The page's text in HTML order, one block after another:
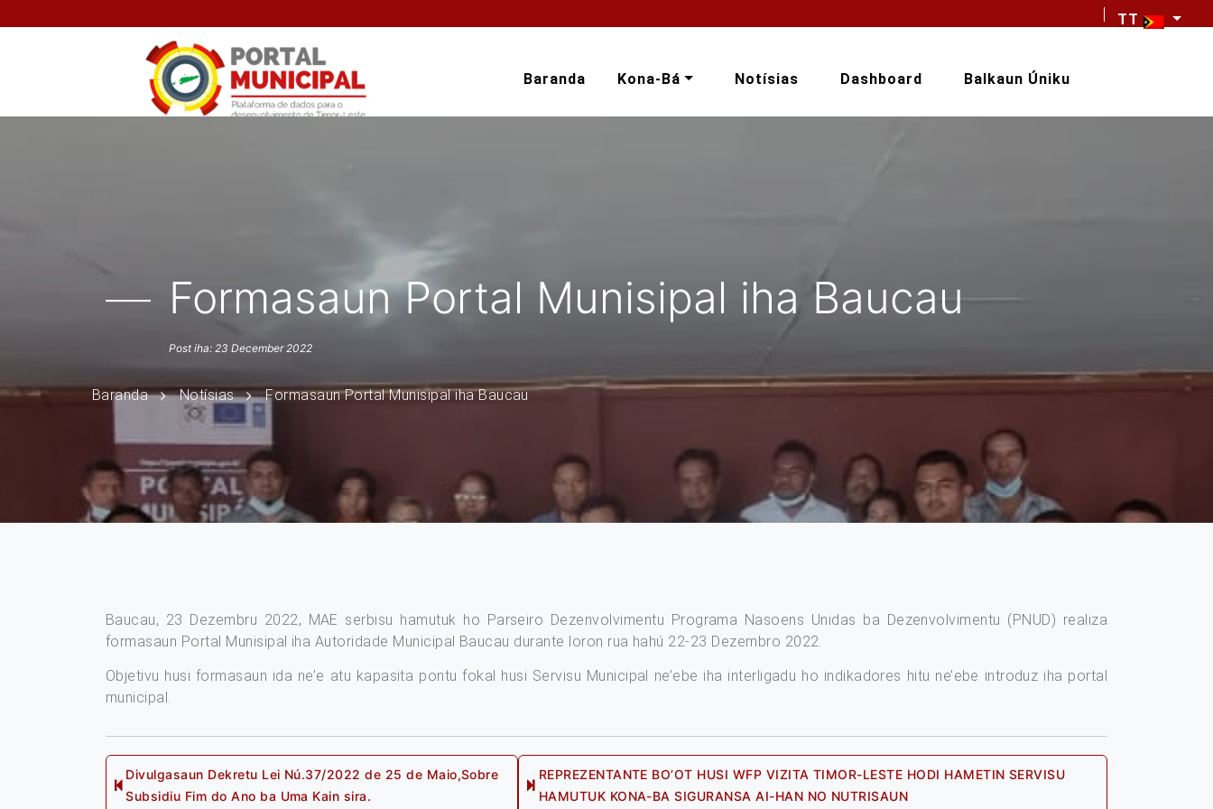
TT
Baranda Kona-Bá Notísias Dashboard Balkaun Úniku
Formasaun Portal Munisipal iha Baucau
Post iha: 23 December 2022
Baranda Notísias Formasaun Portal Munisipal iha Baucau
Baucau, 23 Dezembru 2022, MAE serbisu hamutuk ho Parseiro Dezenvolvimentu Programa Nasoens Unidas ba Dezenvolvimentu (PNUD) realiza
formasaun Portal Munisipal iha Autoridade Municipal Baucau durante loron rua hahú 22-23 Dezembro 2022.
Objetivu husi formasaun ida ne’e atu kapasita pontu fokal husi Servisu Municipal ne’ebe iha interligadu ho indikadores hitu ne’ebe introduz iha portal
municipal.
Post
Previous
Divulgasaun Dekretu Lei Nú.37/2022 de 25 de Maio,Sobre
Subsidiu Fim do Ano ba Uma Kain sira.
Next
REPREZENTANTE BO’OT HUSI WFP VIZITA TIMOR-LESTE HODI HAMETIN SERVISU
HAMUTUK KONA-BA SIGURANSA AI-HAN NO NUTRISAUN